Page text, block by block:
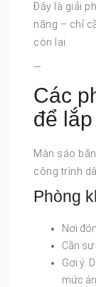
Đây là giải
năng – chỉ
còn lại.
—
Các
để
Màn sáo
công trình
Phòng
Nơi
Cần
Gợi ý:
mức